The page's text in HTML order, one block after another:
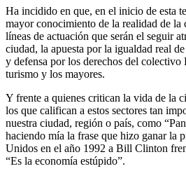
Ha incidido en que, en el inicio de esta
mayor conocimiento de la realidad de la
líneas de actuación que serán el seguir
ciudad, la apuesta por la igualdad real
y defensa por los derechos del
turismo y los mayores.
Y frente a quienes critican la vida de la
los que califican a estos sectores tan
nuestra ciudad, región o país, como
haciendo mía la frase que hizo ganar la
Unidos en el año 1992 a Bill Clinton
“Es la economía estúpido”.